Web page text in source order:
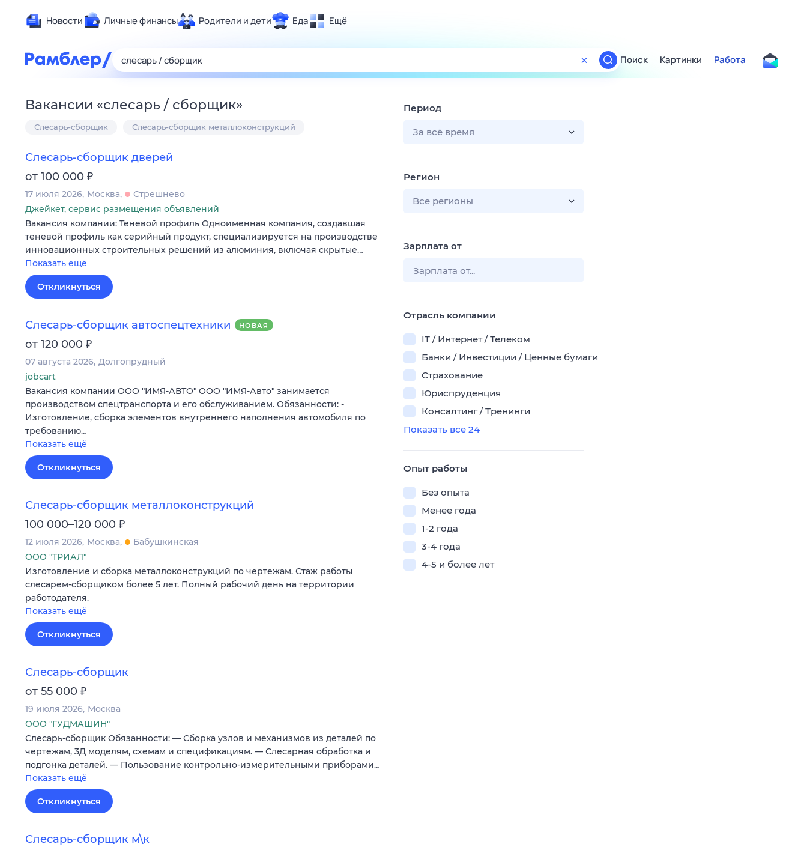
Новости Личные финансы Родители и дети Еда Ещё
Развлечения и отдых
Спорт
Карьера
Гороскопы
Поиск
ТВ-программа
Поиск Картинки Работа
Вакансии «слесарь / сборщик»
Слесарь-сборщик Слесарь-сборщик металлоконструкций
Слесарь-сборщик дверей
от 100 000 ₽
17 июля 2026 Москва
Стрешнево
Джейкет, сервис размещения объявлений
Вакансия компании: Теневой профиль Одноименная компания, создавшая
теневой профиль как серийный продукт, специализируется на производстве
инновационных строительных решений из алюминия, включая скрытые…
Показать ещё
Откликнуться
Слесарь-сборщик автоспецтехники НОВАЯ
от 120 000 ₽
07 августа 2026 Долгопрудный
jobcart
Вакансия компании ООО "ИМЯ-АВТО" ООО "ИМЯ-Авто" занимается
производством спецтранспорта и его обслуживанием. Обязанности: -
Изготовление, сборка элементов внутреннего наполнения автомобиля по
требованию…
Показать ещё
Откликнуться
Слесарь-сборщик металлоконструкций
100 000–120 000 ₽
12 июля 2026 Москва
Бабушкинская
ООО "ТРИАЛ"
Изготовление и сборка металлоконструкций по чертежам. Стаж работы
слесарем-сборщиком более 5 лет. Полный рабочий день на территории
работодателя.
Показать ещё
Откликнуться
Слесарь-сборщик
от 55 000 ₽
19 июля 2026 Москва
ООО "ГУДМАШИН"
Слесарь-сборщик Обязанности: — Сборка узлов и механизмов из деталей по
чертежам, 3Д моделям, схемам и спецификациям. — Слесарная обработка и
подгонка деталей. — Пользование контрольно-измерительными приборами…
Показать ещё
Откликнуться
Слесарь-сборщик м\к
Период
За всё время
Регион
Все регионы
Зарплата от
Отрасль компании
IT / Интернет / Телеком
Банки / Инвестиции / Ценные бумаги
Страхование
Юриспруденция
Консалтинг / Тренинги
Показать все 24
Опыт работы
Без опыта
Менее года
1-2 года
3-4 года
4-5 и более лет